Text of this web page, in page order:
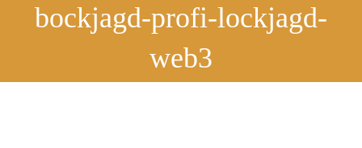
bockjagd-profi-lockjagd-
web3